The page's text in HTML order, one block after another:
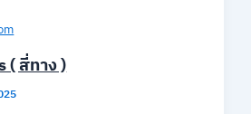
( สี่ทาง )